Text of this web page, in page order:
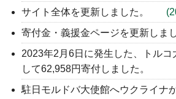
サイト全体を更新しました。
寄付金・義援金ページを更新しま
2023年2月6日に発生した、トルコ
して62,958円寄付しました。
駐日モルドバ大使館へウクライナ